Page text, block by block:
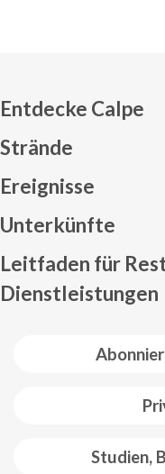
Studien,
Entdecke Calpe
Strände
Ereignisse
Unterkünfte
Leitfaden für
Dienstleistungen